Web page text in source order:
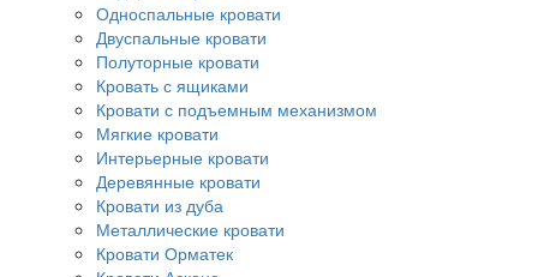
Односпальные кровати
Двуспальные кровати
Полуторные кровати
Кровать с ящиками
Кровати с подъемным механизмом
Мягкие кровати
Интерьерные кровати
Деревянные кровати
Кровати из дуба
Металлические кровати
Кровати Орматек